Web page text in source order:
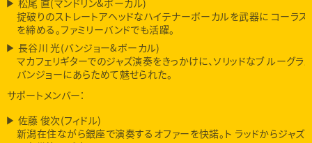
松尾 直(マンドリン&ボーカル)
掟破りのストレートアヘッドなハイテナーボーカルを武器に コーラス
を締める。ファミリーバンドでも活躍。
長谷川 光(バンジョー&ボーカル)
マカフェリギターでのジャズ演奏をきっかけに、ソリッドなブ ルーグラ
バンジョーにあらためて魅せられた。
サポートメンバー：
佐藤 俊次(フィドル)
新潟在住ながら銀座で演奏するオファーを快諾。ト ラッドからジャズ